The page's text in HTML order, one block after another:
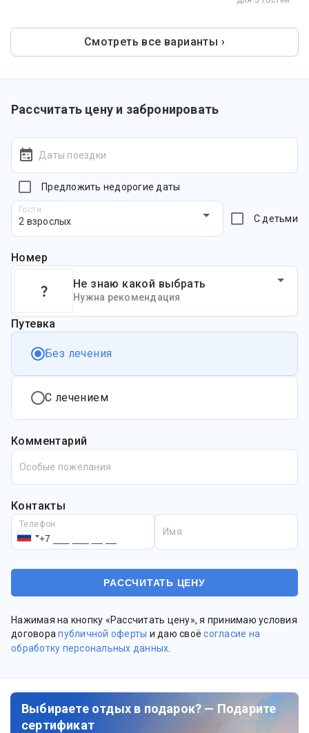
Смотреть все варианты ›
Рассчитать цену и забронировать
Даты поездки
Предложить недорогие даты
Гости
2 взрослых С детьми
Номер
Не знаю какой выбрать
Нужна рекомендация
Путевка
Без лечения
С лечением
Комментарий
Особые пожелания
Контакты
Телефон
Имя
Нажимая на кнопку «Рассчитать цену», я принимаю условия
договорапубличной оферты и даю своёсогласие на
обработку персональных данных
Выбираете отдых в подарок? — Подарите
сертификат